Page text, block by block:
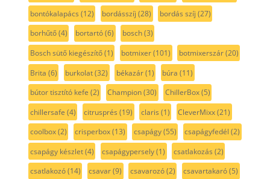
bontókalapács (12) bordásszíj (28) bordás szíj (27)
borhűtő(4) bortartó(6) bosch(3)
Bosch sütő kiegészítő(1) botmixer(101) botmixerszár(20)
Brita (6) burkolat(32) békazár(1) búra (11)
bútor tisztító kefe (2) Champion(30) ChillerBox(5)
chillersafe (4) citrusprés (19) claris (1) CleverMixx(21)
coolbox(2) crisperbox(13) csapágy(55) csapágyfedél (2)
csapágy készlet(4) csapágypersely(1) csatlakozás (2)
csatlakozó(14) csavar(9) csavarozó(2) csavartakaró(5)